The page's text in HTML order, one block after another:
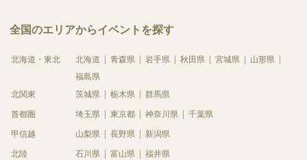
全国のエリアからイベントを探す
北海道・東北 北海道 青森県 岩手県 秋田県 宮城県
山形県
福島県
北関東
茨城県 栃木県 群馬県
首都圏 埼玉県 東京都 神奈川県 千葉県
甲信越 山梨県 長野県 新潟県
北陸 石川県 富山県 福井県